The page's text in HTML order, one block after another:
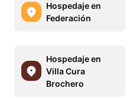
Hospedaje en
Federación
Hospedaje en
Villa Cura
Brochero